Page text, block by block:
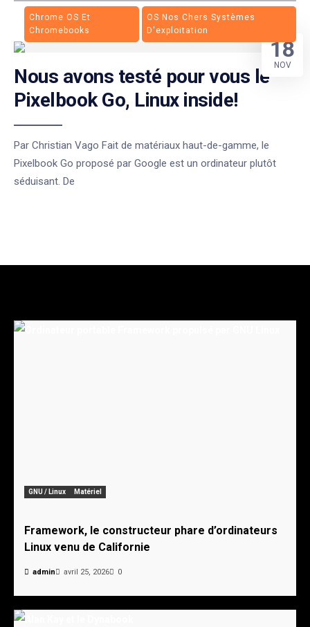
Chrome OS Et
Chromebooks
OS Nos Chers Systèmes
D'exploitation
Nous avons testé pour vous le
Pixelbook Go, Linux inside!
Par Christian Vago Fait de matériaux haut-de-gamme, le
Pixelbook Go proposé par Google est un ordinateur plutôt
séduisant. De
18
NOV
GNU / Linux Matériel
Framework, le constructeur phare d’ordinateurs
Linux venu de Californie
admin avril 25, 2026 0